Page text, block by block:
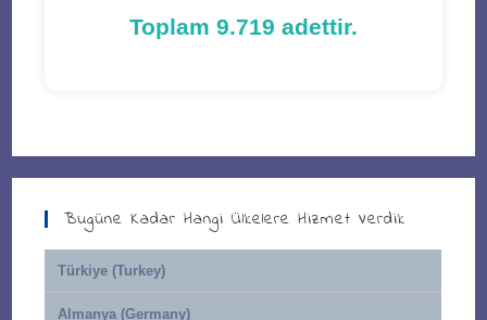
Toplam 9.719 adettir.
Bugüne Kadar Hangi Ülkelere Hizmet Verdik
Türkiye (Turkey)
Almanya (Germany)